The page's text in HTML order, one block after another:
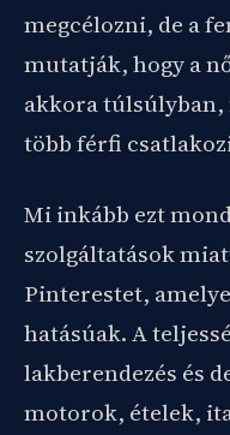
megcélozni, de a
mutatják, hogy a
akkora túlsúlyban,
több férfi
Mi inkább ezt
szolgáltatások
Pinterestet,
hatásúak. A
lakberendezés és
motorok, ételek,